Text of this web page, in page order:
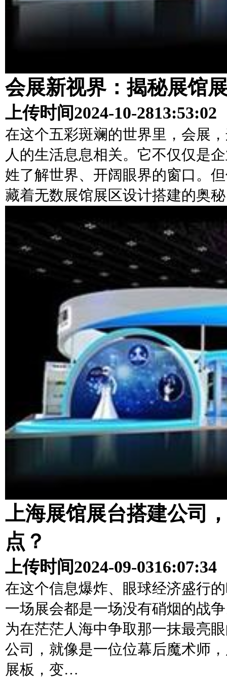
会展新视界：揭秘展馆
上传时间2024-10-2813:53:02
在这个五彩斑斓的世界里，会展
人的生活息息相关。它不仅仅是
姓了解世界、开阔眼界的窗口。
藏着无数展馆展区设计搭建的奥
上海展馆展台搭建公司
点？
上传时间2024-09-0316:07:34
在这个信息爆炸、眼球经济盛行
一场展会都是一场没有硝烟的战
为在茫茫人海中争取那一抹最亮
公司，就像是一位位幕后魔术师
展板，变…